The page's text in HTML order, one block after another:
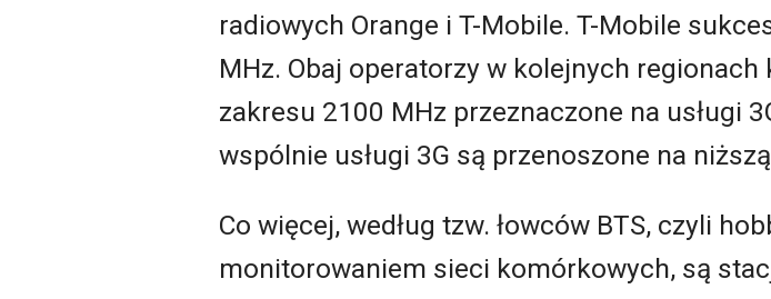
radiowych Orange i T-Mobile. T-Mobile
MHz. Obaj operatorzy w kolejnych
zakresu 2100 MHz przeznaczone na usługi
wspólnie usługi 3G są przenoszone na
Co więcej, według tzw. łowców BTS, czyli
monitorowaniem sieci komórkowych, są